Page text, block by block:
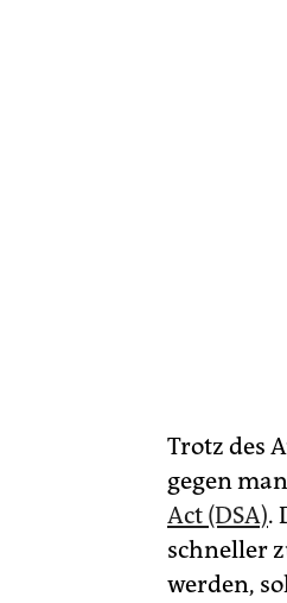
Trotz des
gegen
Act (DSA).
schneller
werden,